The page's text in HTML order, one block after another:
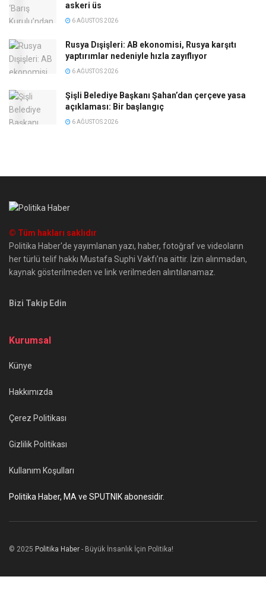
askeri üs
6 AĞUSTOS 2026
Rusya Dışişleri: AB ekonomisi, Rusya karşıtı
yaptırımlar nedeniyle hızla zayıflıyor
6 AĞUSTOS 2026
Şişli Belediye Başkanı Şahan’dan çerçeve yasa
açıklaması: Bir başlangıç
6 AĞUSTOS 2026
© Tüm hakları saklıdır
Politika Haber'de yayımlanan yazı, haber, fotoğraf ve videoların
her türlü telif hakkı Mustafa Suphi Vakfı'na aittir. İzin alınmadan,
kaynak gösterilmeden ve link verilmeden alıntılanamaz.
Bizi Takip Edin
Kurumsal
Künye
Hakkımızda
Çerez Politikası
Gizlilik Politikası
Kullanım Koşulları
Politika Haber, MA ve SPUTNIK abonesidir.
© 2025 Politika Haber - Büyük İnsanlık İçin Politika!